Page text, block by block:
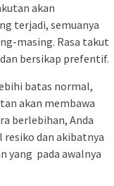
akan
terjadi, semuanya
masing. Rasa takut
bersikap prefentif.
batas normal,
akan membawa
berlebihan, Anda
dan akibatnya
yang pada awalnya